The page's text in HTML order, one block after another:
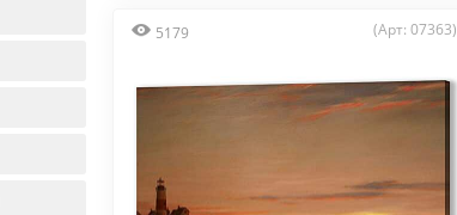
5179 (Арт: 07363)